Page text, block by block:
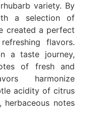
variety. By
a selection of
created a perfect
flavors.
a taste journey,
of fresh and
harmonize
acidity of citrus
notes